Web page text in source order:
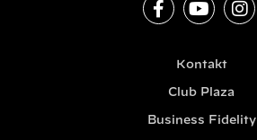
Kontakt
Club Plaza
Business Fidelity